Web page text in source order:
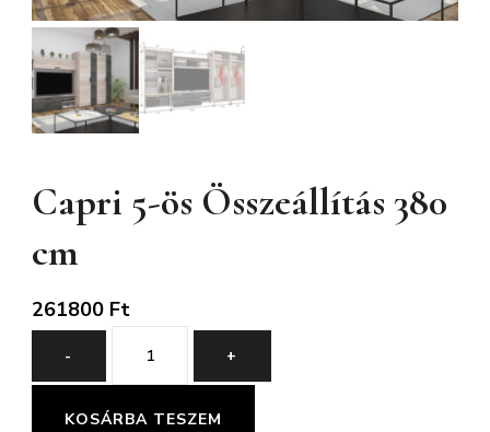
Capri 5-ös Összeállítás 380
cm
261800 Ft
-
Capri
5-
ös
+
KOSÁRBA TESZEM